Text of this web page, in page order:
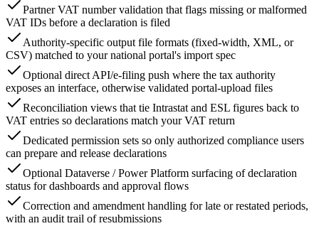
Partner VAT number validation that flags missing or malformed
VAT IDs before a declaration is filed
Authority-specific output file formats (fixed-width, XML, or
CSV) matched to your national portal's import spec
Optional direct API/e-filing push where the tax authority
exposes an interface, otherwise validated portal-upload files
Reconciliation views that tie Intrastat and ESL figures back to
VAT entries so declarations match your VAT return
Dedicated permission sets so only authorized compliance users
can prepare and release declarations
Optional Dataverse / Power Platform surfacing of declaration
status for dashboards and approval flows
Correction and amendment handling for late or restated periods,
with an audit trail of resubmissions